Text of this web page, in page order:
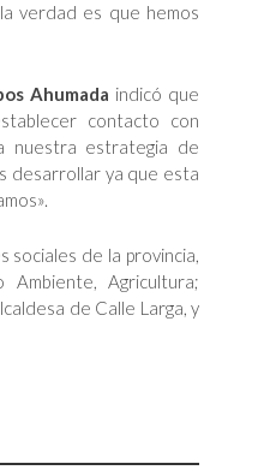
verdad es que hemos
Ahumada indicó que
contacto con
nuestra estrategia de
desarrollar ya que esta
sociales de la provincia,
Agricultura;
de Calle Larga, y